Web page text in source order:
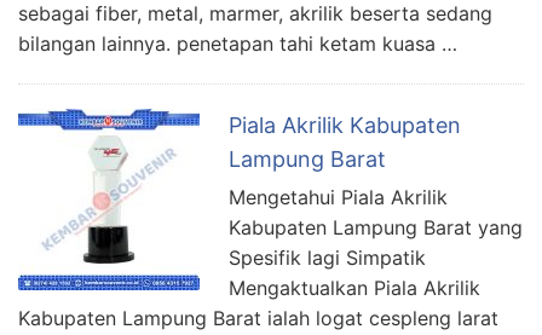
sebagai fiber, metal, marmer, akrilik beserta sedang
bilangan lainnya. penetapan tahi ketam kuasa …
Piala Akrilik Kabupaten
Lampung Barat
Mengetahui Piala Akrilik
Kabupaten Lampung Barat yang
Spesifik lagi Simpatik
Mengaktualkan Piala Akrilik
Kabupaten Lampung Barat ialah logat cespleng larat